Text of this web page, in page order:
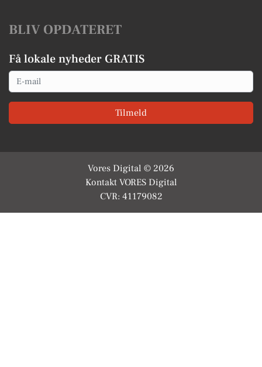
BLIV OPDATERET
Få lokale nyheder GRATIS
Email
Tilmeld
Vores Digital © 2026
Kontakt VORES Digital
CVR: 41179082